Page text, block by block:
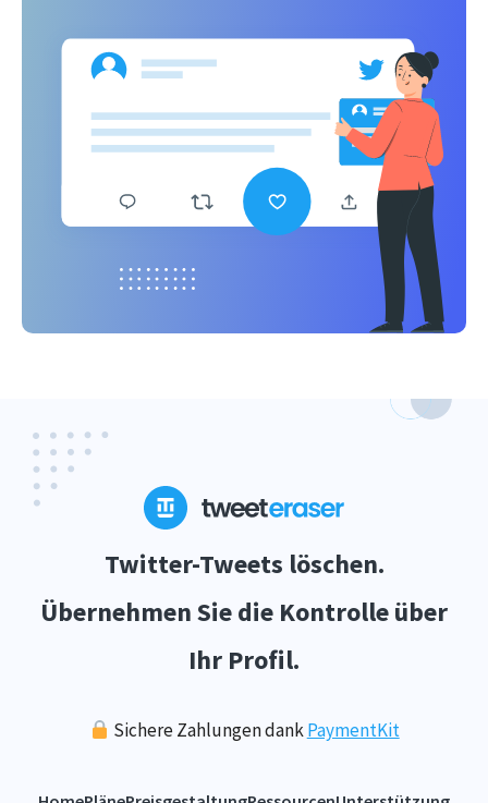
Twitter-Tweets löschen.
Übernehmen Sie die Kontrolle über
Ihr Profil.
Sichere Zahlungen dankPaymentKit